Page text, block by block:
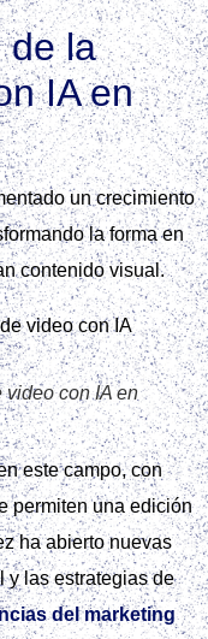
de la
IA en
un crecimiento
la forma en
contenido visual.
video con IA en
este campo, con
permiten una edición
ha abierto nuevas
y las estrategias de
del marketing